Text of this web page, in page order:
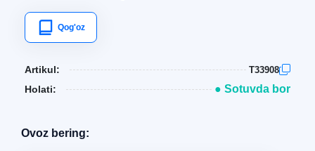
Qog'oz
Artikul: T33908
Holati: ● Sotuvda bor
Ovoz bering: